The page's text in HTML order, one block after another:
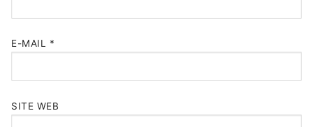
E-MAIL *
SITE WEB